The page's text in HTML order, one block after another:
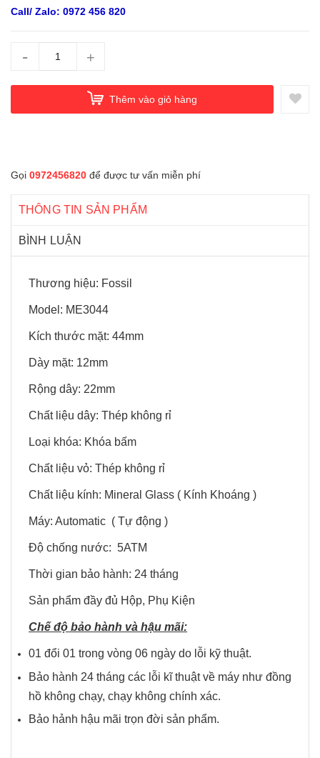
Call/ Zalo: 0972 456 820
- +
Thêm vào giỏ hàng
Gọi 0972456820 để được tư vấn miễn phí
THÔNG TIN SẢN PHẨM
BÌNH LUẬN
Thương hiệu: Fossil
Model: ME3044
Kích thước mặt: 44mm
Dày mặt: 12mm
Rộng dây: 22mm
Chất liệu dây: Thép không rỉ
Loại khóa: Khóa bấm
Chất liệu vỏ: Thép không rỉ
Chất liệu kính: Mineral Glass ( Kính Khoáng )
Máy: Automatic ( Tự động )
Độ chống nước: 5ATM
Thời gian bảo hành: 24 tháng
Sản phẩm đầy đủ Hộp, Phụ Kiện
Chế độ bảo hành và hậu mãi:
01 đổi 01 trong vòng 06 ngày do lỗi kỹ thuật.
Bảo hành 24 tháng các lỗi kĩ thuật về máy như đồng
hồ không chạy, chạy không chính xác.
Bảo hảnh hậu mãi trọn đời sản phẩm.